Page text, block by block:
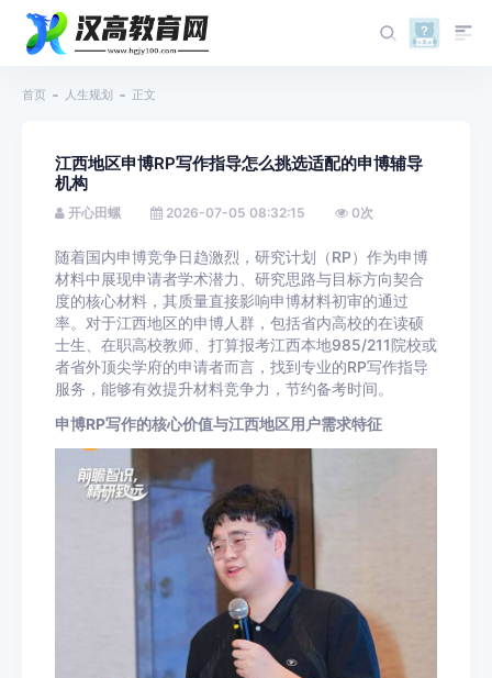
首页 人生规划 正文
江西地区申博RP写作指导怎么挑选适配的申博辅导
机构
开心田螺 2026-07-05 08:32:15 0次
随着国内申博竞争日趋激烈，研究计划（RP）作为申博
材料中展现申请者学术潜力、研究思路与目标方向契合
度的核心材料，其质量直接影响申博材料初审的通过
率。对于江西地区的申博人群，包括省内高校的在读硕
士生、在职高校教师、打算报考江西本地985/211院校或
者省外顶尖学府的申请者而言，找到专业的RP写作指导
服务，能够有效提升材料竞争力，节约备考时间。
申博RP写作的核心价值与江西地区用户需求特征